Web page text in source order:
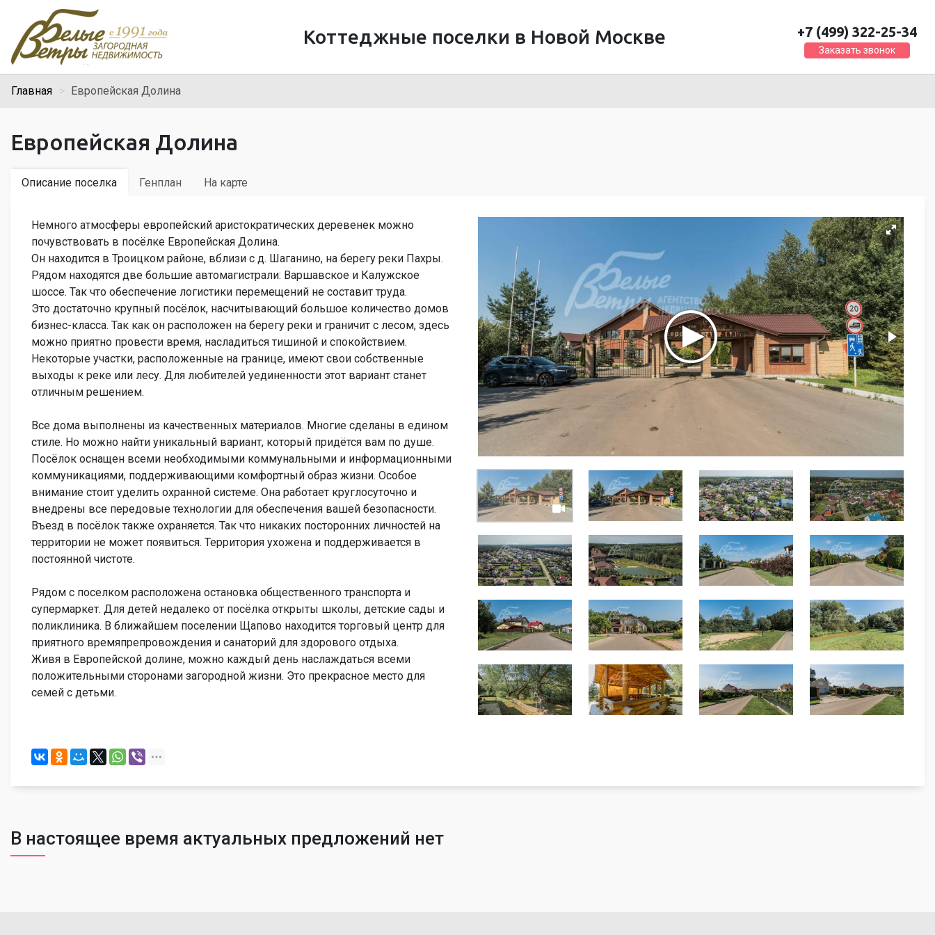
Коттеджные поселки в Новой Москве +7 (499) 322-25-34
Заказать звонок
Главная Европейская Долина
Европейская Долина
Описание поселка Генплан На карте
Немного атмосферы европейский аристократических деревенек можно
почувствовать в посёлке Европейская Долина.
Он находится в Троицком районе, вблизи с д. Шаганино, на берегу реки Пахры.
Рядом находятся две большие автомагистрали: Варшавское и Калужское
шоссе. Так что обеспечение логистики перемещений не составит труда.
Это достаточно крупный посёлок, насчитывающий большое количество домов
бизнес-класса. Так как он расположен на берегу реки и граничит с лесом, здесь
можно приятно провести время, насладиться тишиной и спокойствием.
Некоторые участки, расположенные на границе, имеют свои собственные
выходы к реке или лесу. Для любителей уединенности этот вариант станет
отличным решением.
Все дома выполнены из качественных материалов. Многие сделаны в едином
стиле. Но можно найти уникальный вариант, который придётся вам по душе.
Посёлок оснащен всеми необходимыми коммунальными и информационными
коммуникациями, поддерживающими комфортный образ жизни. Особое
внимание стоит уделить охранной системе. Она работает круглосуточно и
внедрены все передовые технологии для обеспечения вашей безопасности.
Въезд в посёлок также охраняется. Так что никаких посторонних личностей на
территории не может появиться. Территория ухожена и поддерживается в
постоянной чистоте.
Рядом с поселком расположена остановка общественного транспорта и
супермаркет. Для детей недалеко от посёлка открыты школы, детские сады и
поликлиника. В ближайшем поселении Щапово находится торговый центр для
приятного времяпрепровождения и санаторий для здорового отдыха.
Живя в Европейской долине, можно каждый день наслаждаться всеми
положительными сторонами загородной жизни. Это прекрасное место для
семей с детьми.
В настоящее время актуальных предложений нет